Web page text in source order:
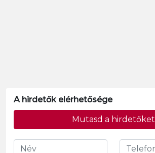
A hirdetők elérhetősége
Mutasd a hirdetőket